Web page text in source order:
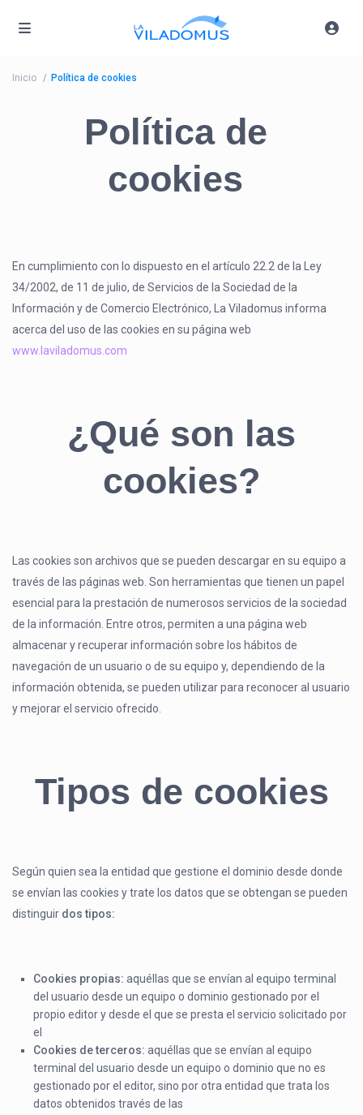
Inicio Política de cookies
Política de
cookies
En cumplimiento con lo dispuesto en el artículo 22.2 de la Ley
34/2002, de 11 de julio, de Servicios de la Sociedad de la
Información y de Comercio Electrónico, La Viladomus informa
acerca del uso de las cookies en su página web
www.laviladomus.com
¿Qué son las
cookies?
Las cookies son archivos que se pueden descargar en su equipo a
través de las páginas web. Son herramientas que tienen un papel
esencial para la prestación de numerosos servicios de la sociedad
de la información. Entre otros, permiten a una página web
almacenar y recuperar información sobre los hábitos de
navegación de un usuario o de su equipo y, dependiendo de la
información obtenida, se pueden utilizar para reconocer al usuario
y mejorar el servicio ofrecido.
Tipos de cookies
Según quien sea la entidad que gestione el dominio desde donde
se envían las cookies y trate los datos que se obtengan se pueden
distinguir dos tipos:
Cookies propias: aquéllas que se envían al equipo terminal
del usuario desde un equipo o dominio gestionado por el
propio editor y desde el que se presta el servicio solicitado por
el
Cookies deterceros: aquéllas que se envían al equipo
terminal del usuario desde un equipo o dominio que no es
gestionado por el editor, sino por otra entidad que trata los
datos obtenidos través de las